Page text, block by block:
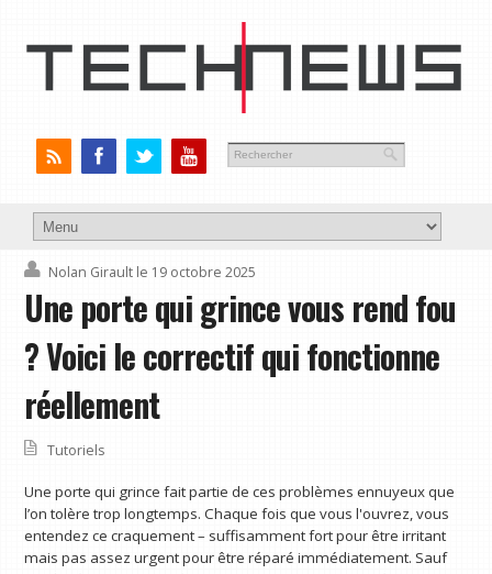
Nolan Girault le 19 octobre 2025
Une porte qui grince vous rend fou
? Voici le correctif qui fonctionne
réellement
Tutoriels
Une porte qui grince fait partie de ces problèmes ennuyeux que
l’on tolère trop longtemps. Chaque fois que vous l'ouvrez, vous
entendez ce craquement – ​​suffisamment fort pour être irritant
mais pas assez urgent pour être réparé immédiatement. Sauf